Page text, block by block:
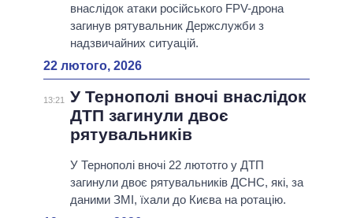
внаслідок атаки російського FPV-дрона
загинув рятувальник Держслужби з
надзвичайних ситуацій.
22 лютого, 2026
13:21
У Тернополі вночі внаслідок
ДТП загинули двоє
рятувальників
У Тернополі вночі 22 лютотго у ДТП
загинули двоє рятувальників ДСНС, які, за
даними ЗМІ, їхали до Києва на ротацію.